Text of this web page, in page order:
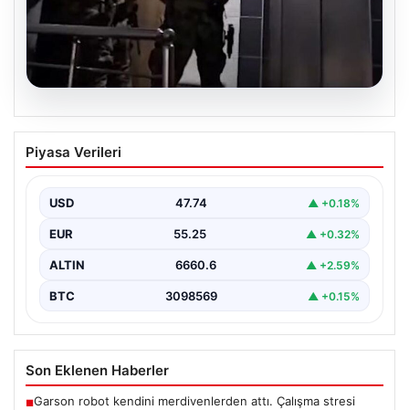
07.08.2026
İntihar mektubundan isimleri çıktı,
milyarlık vurgun deşifre oldu
Tefecilik Şebekesi Çözüldü”, “content”: “ Elazığ’da
yaşanan…
Piyasa Verileri
USD 47.74 ▲ +0.18%
EUR 55.25 ▲ +0.32%
ALTIN 6660.6 ▲ +2.59%
BTC 3098569 ▲ +0.15%
Son Eklenen Haberler
■Garson robot kendini merdivenlerden attı. Çalışma stresi